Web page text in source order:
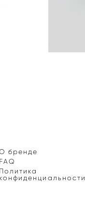
бренде
FAQ
Политика
конфиденциальности